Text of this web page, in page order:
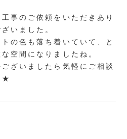
事のご依頼をいただきあり
いました。
の色も落ち着いていて、と
空間になりましたね。
ございましたら気軽にご相談
★